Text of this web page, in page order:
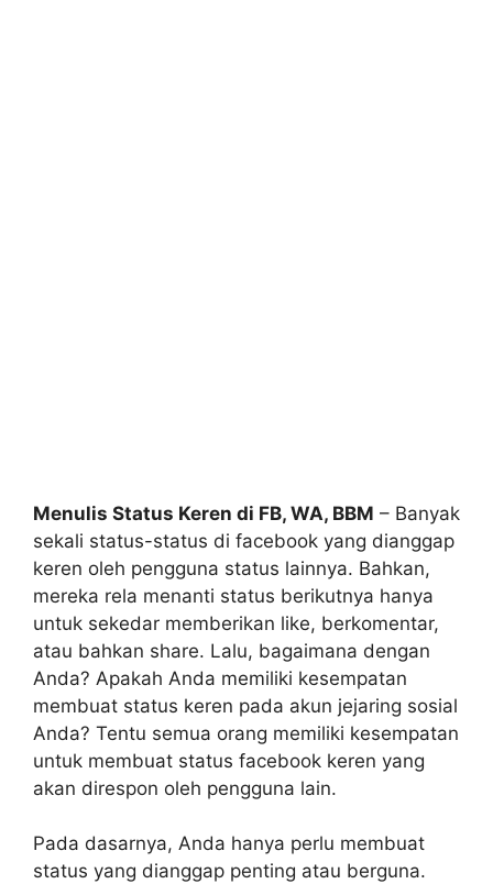
Menulis Status Keren di FB, WA, BBM – Banyak
sekali status-status di facebook yang dianggap
keren oleh pengguna status lainnya. Bahkan,
mereka rela menanti status berikutnya hanya
untuk sekedar memberikan like, berkomentar,
atau bahkan share. Lalu, bagaimana dengan
Anda? Apakah Anda memiliki kesempatan
membuat status keren pada akun jejaring sosial
Anda? Tentu semua orang memiliki kesempatan
untuk membuat status facebook keren yang
akan direspon oleh pengguna lain.
Pada dasarnya, Anda hanya perlu membuat
status yang dianggap penting atau berguna.